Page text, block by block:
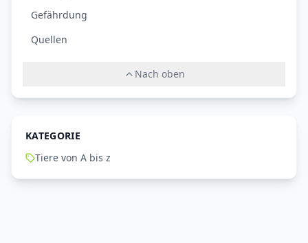
Gefährdung
Quellen
Nach oben
KATEGORIE
Tiere von A bis z